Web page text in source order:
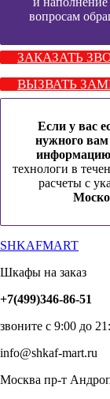
вопросам
ЗАКАЗАТЬ
ВЫЗВАТЬ
Если у вас
нужного
технологи в
расчеты с
SHKAFMART
Шкафы на заказ
+7(499)346-86-51
звоните с 9:00 до
info@shkaf-mart.ru
Москва пр-т